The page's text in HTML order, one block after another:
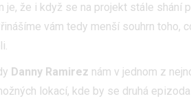
že i když se na projekt stále shání
vám tedy menší souhrn toho,
Danny Ramirez nám v jednom z
lokací, kde by se druhá